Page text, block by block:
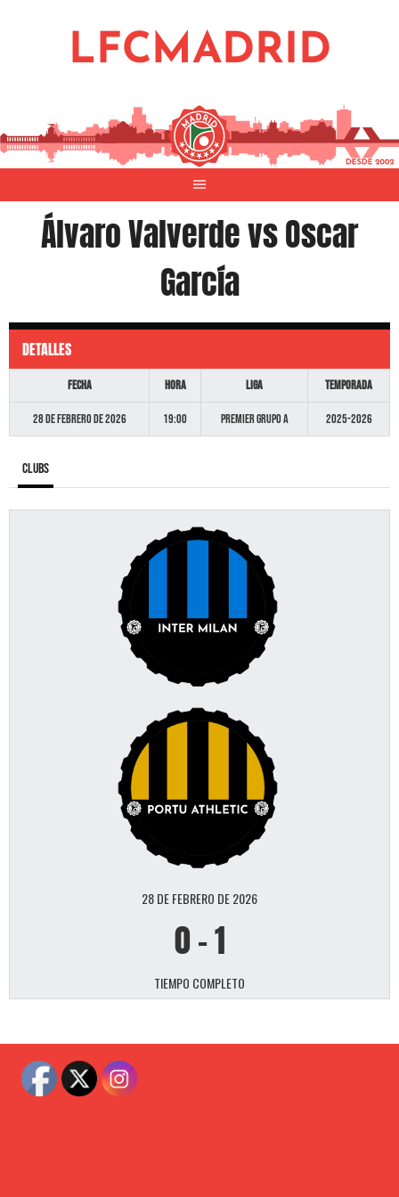
LFCMADRID
Álvaro Valverde vs Oscar
García
DETALLES
Fecha Hora Liga Temporada
28 de febrero de 2026 19:00 Premier GRUPO A 2025-2026
Clubs
28 DE FEBRERO DE 2026
0-1
TIEMPO COMPLETO